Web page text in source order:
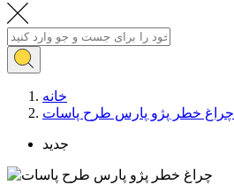
خانه
چراغ خطر پژو پارس طرح پاسات
جدید